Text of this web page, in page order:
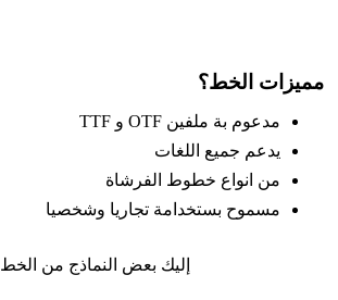
مميزات الخط؟
مدعوم بة ملفين OTF و TTF
يدعم جميع اللغات
من انواع خطوط الفرشاة
مسموح بستخدامة تجاريا وشخصيا
إليك بعض النماذج من الخط